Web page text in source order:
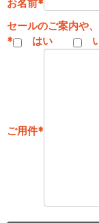
セールのご案内や
*
はい
ご用件*